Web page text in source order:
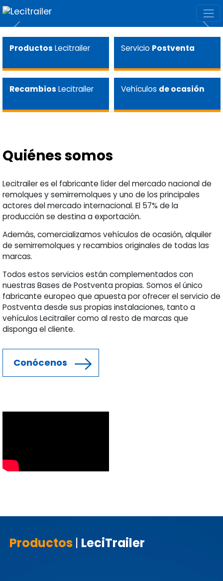
Productos Lecitrailer Servicio Postventa
Recambios Lecitrailer Vehículos de ocasión
Quiénes somos
Lecitrailer es el fabricante líder del mercado nacional de
remolques y semirremolques y uno de los principales
actores del mercado internacional. El 57% de la
producción se destina a exportación.
Además, comercializamos vehículos de ocasión, alquiler
de semirremolques y recambios originales de todas las
marcas.
Todos estos servicios están complementados con
nuestras Bases de Postventa propias. Somos el único
fabricante europeo que apuesta por ofrecer el servicio de
Postventa desde sus propias instalaciones, tanto a
vehículos Lecitrailer como al resto de marcas que
disponga el cliente.
Conócenos
Productos | LeciTrailer